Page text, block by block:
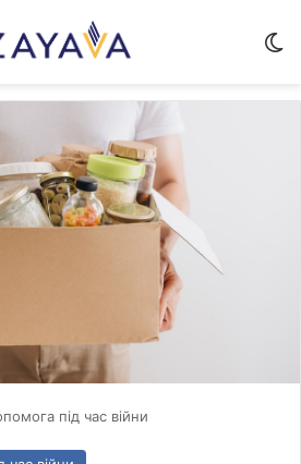
під час війни